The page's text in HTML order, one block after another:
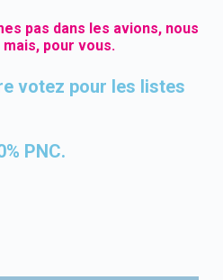
pas dans les avions, nous
pour vous.
votez pour les listes
PNC.